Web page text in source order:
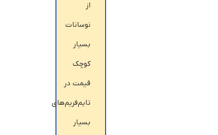
از
نوسانات
بسیار
کوچک
قیمت در
تایم‌فریم‌های
بسیار